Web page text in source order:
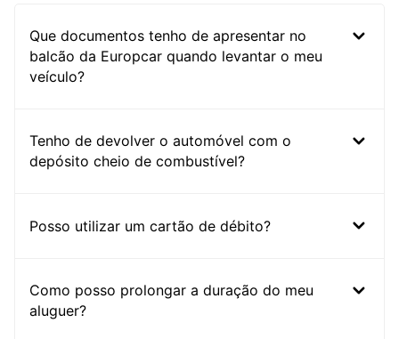
Que documentos tenho de apresentar no
balcão da Europcar quando levantar o meu
veículo?
Tenho de devolver o automóvel com o
depósito cheio de combustível?
Posso utilizar um cartão de débito?
Como posso prolongar a duração do meu
aluguer?